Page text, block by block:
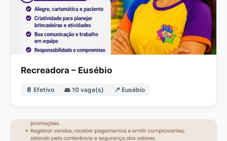
Recreadora – Eusébio
📄 Efetivo 👥 10 vaga(s) 📍 Eusébio